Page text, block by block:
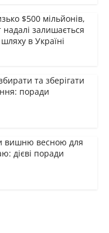
$500 мільйонів,
залишається
в Україні
та зберігати
поради
вишню весною для
дієві поради